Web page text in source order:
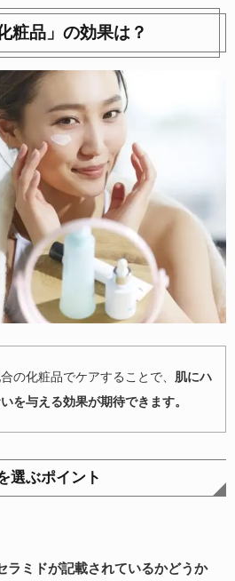
粧品」の効果は？
の化粧品でケアすることで、 肌にハ
を与える効果が期待できます。
選ぶポイント
ラミドが記載されているかどうか